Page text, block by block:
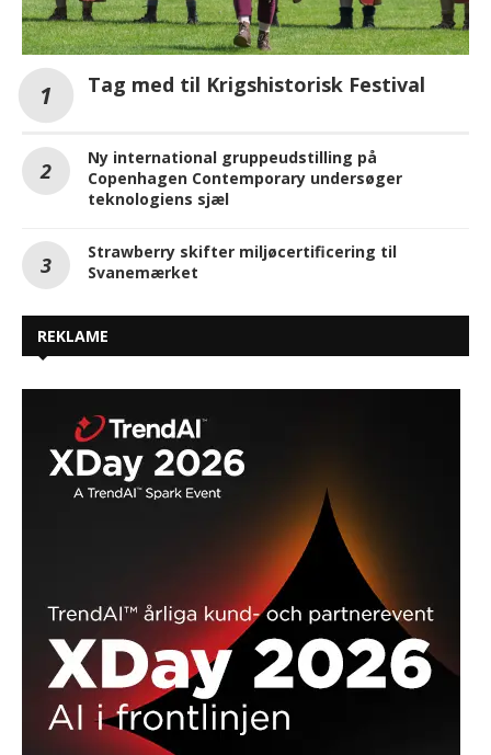
Tag med til Krigshistorisk Festival
Ny international gruppeudstilling på
Copenhagen Contemporary undersøger
teknologiens sjæl
Strawberry skifter miljøcertificering til
Svanemærket
REKLAME